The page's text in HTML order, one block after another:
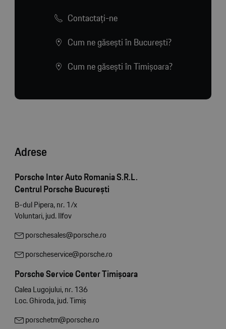
Contactaţi-ne
Cum ne găsești în București?
Cum ne găsești în Timișoara?
Adrese
Porsche Inter Auto Romania S.R.L.
Centrul Porsche București
B-dul Pipera, nr. 1/x
Voluntari, jud. Ilfov
porschesales@porsche.ro
porscheservice@porsche.ro
Porsche Service Center Timișoara
Calea Lugojului, nr. 136
Loc. Ghiroda, jud. Timiș
porschetm@porsche.ro